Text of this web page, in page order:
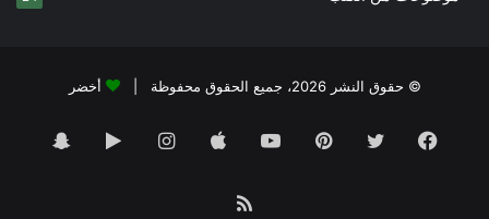
© حقوق النشر 2026، جميع الحقوق محفوظة | أخضر
فيسبوك تويتر بينتيريستيوتيوب انستقرام‏Google
ملخص